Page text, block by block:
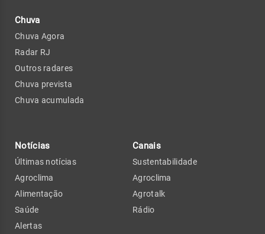
Chuva
Chuva Agora
Radar RJ
Outros radares
Chuva prevista
Chuva acumulada
Notícias
Últimas notícias
Agroclima
Alimentação
Saúde
Alertas
Canais
Sustentabilidade
Agroclima
Agrotalk
Rádio